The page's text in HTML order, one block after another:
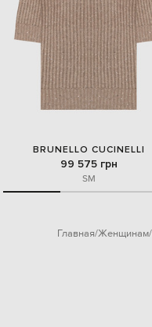
BRUNELLO CUCINELLI
99 575 грн
SM
Главная Женщинам